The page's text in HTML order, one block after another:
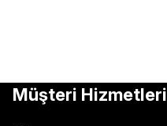
Müşteri Hizmetleri